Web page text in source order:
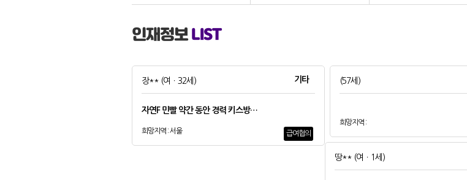
인재정보LIST
장** (여ㆍ32세) 기타
자연F 민빨 약간 동안 경력 키스방…
희망지역 : 서울 급여협의
(57세)
희망지역 :
땅** (여ㆍ1세)